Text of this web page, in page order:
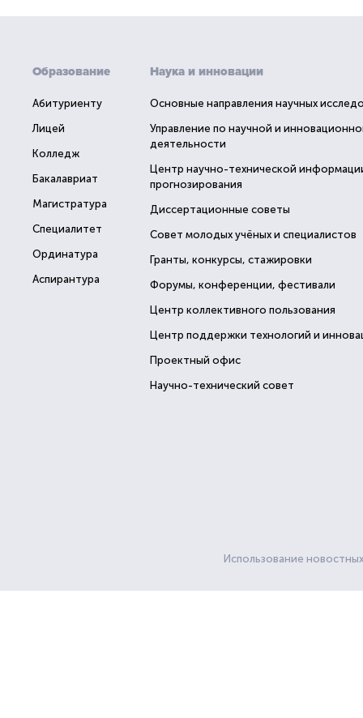
Образование
Абитуриенту
Лицей
Колледж
Бакалавриат
Магистратура
Специалитет
Ординатура
Аспирантура
Наука и инновации
Основные направления научных
Управление по научной и
деятельности
Центр научно-технической
прогнозирования
Диссертационные советы
Совет молодых учёных и специалистов
Гранты, конкурсы, стажировки
Форумы, конференции, фестивали
Центр коллективного пользования
Центр поддержки технологий и
Проектный офис
Научно-технический совет
Использование